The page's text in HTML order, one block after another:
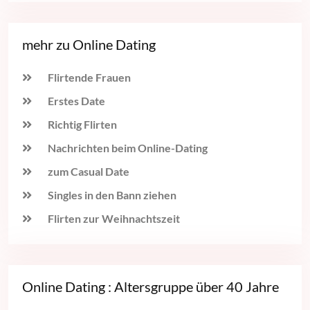
mehr zu Online Dating
Flirtende Frauen
Erstes Date
Richtig Flirten
Nachrichten beim Online-Dating
zum Casual Date
Singles in den Bann ziehen
Flirten zur Weihnachtszeit
Online Dating : Altersgruppe über 40 Jahre